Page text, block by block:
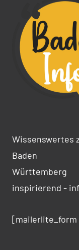
Wissenswertes
Baden
Württemberg
inspirierend -
[mailerlite_form